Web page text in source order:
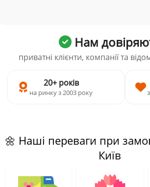
Нам
приватні клієнти, компанії та
20+ років
на ринку з 2003 року
🌼 Наші переваги при
Київ